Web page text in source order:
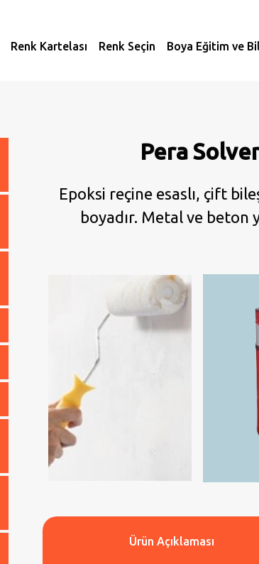
Renk Kartelası Renk Seçin Boya Eğitim ve
Pera
Epoksi reçine esaslı, çift
boyadır. Metal ve beton
Ürün Açıklaması